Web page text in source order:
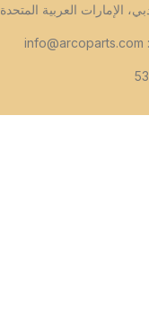
الإمارات العربية المتحدة
info@arcoparts.com